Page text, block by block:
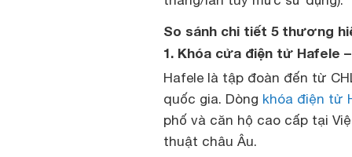
So sánh chi tiết 5 thương
1. Khóa cửa điện tử Hafele
Hafele là tập đoàn đến từ
quốc gia. Dòng khóa điện tử
phố và căn hộ cao cấp tại
thuật châu Âu.